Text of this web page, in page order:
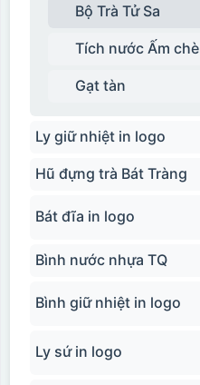
Bộ Trà Tử Sa
Tích nước Ấm chè
Gạt tàn
Ly giữ nhiệt in logo
Hũ đựng trà Bát Tràng
Bát đĩa in logo
Bình nước nhựa TQ
Bình giữ nhiệt in logo
Ly sứ in logo